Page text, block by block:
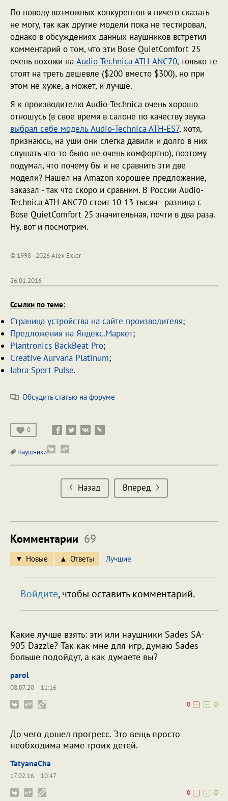
По поводу возможных конкурентов я ничего сказать
не могу, так как другие модели пока не тестировал,
однако в обсуждениях данных наушников встретил
комментарий о том, что эти Bose QuietComfort 25
очень похожи на Audio-Technica ATH-ANC70, только те
стоят на треть дешевле ($200 вместо $300), но при
этом не хуже, а может, и лучше.
Я к производителю Audio-Technica очень хорошо
отношусь (в свое время в салоне по качеству звука
выбрал себе модель Audio-Technica ATH-ES7, хотя,
признаюсь, на уши они слегка давили и долго в них
слушать что-то было не очень комфортно), поэтому
подумал, что почему бы и не сравнить эти две
модели? Нашел на Amazon хорошее предложение,
заказал - так что скоро и сравним. В России Audio-
Technica ATH-ANC70 стоит 10-13 тысяч - разница с
Bose QuietComfort 25 значительная, почти в два раза.
Ну, вот и посмотрим.
© 1998–2026 Alex Exler
26.01.2016
Ссылки по теме:
Страница устройства на сайте производителя;
Предложения на Яндекс.Маркет;
Plantronics BackBeat Pro;
Creative Aurvana Platinum;
Jabra Sport Pulse.
Обсудить статью на форуме
0
Наушники
Назад Вперед
Комментарии 69
Новые Ответы Лучшие
Войдите, чтобы оставить комментарий.
Какие лучше взять: эти или наушники Sades SA-
905 Dazzle? Так как мне для игр, думаю Sades
больше подойдут, а как думаете вы?
parol
08.07.20
11:16
0
0
До чего дошел прогресс. Это вещь просто
необходима маме троих детей.
TatyanaCha
17.02.16
10:47
0
0